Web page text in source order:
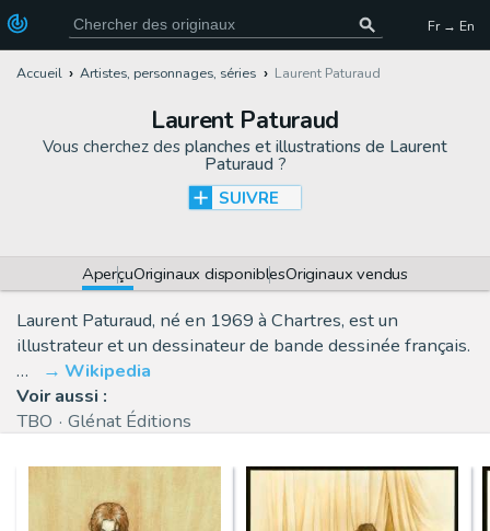
Fr → En
Accueil Artistes, personnages, séries Laurent Paturaud
Laurent Paturaud
Vous cherchez des planches et illustrations de Laurent
Paturaud ?
SUIVRE
AperçuOriginaux disponiblesOriginaux vendus
Laurent Paturaud, né en 1969 à Chartres, est un
illustrateur et un dessinateur de bande dessinée français.
…
Wikipedia
Voir aussi :
TBO
Glénat Éditions